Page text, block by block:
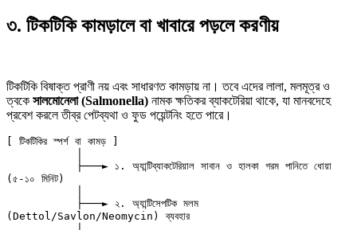
৩. টিকটিকি কামড়ালে বা খাবারে পড়লে করণীয়
টিকটিকি বিষাক্ত প্রাণী নয় এবং সাধারণত কামড়ায় না। তবে এদের লালা, মলমূত্র ও
ত্বকে সালমোনেলা (Salmonella) নামক ক্ষতিকর ব্যাকটেরিয়া থাকে, যা মানবদেহে
প্রবেশ করলে তীব্র পেটব্যথা ও ফুড পয়েন্টনিং হতে পারে।
[ টিকটিকির স্পর্শ বা কামড় ]
(৫-১০ মিনিট)
(Dettol/Savlon/Neomycin) ব্যবহার